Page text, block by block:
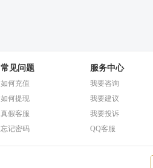
常见问题
如何充值
如何提现
真假客服
忘记密码
服务中心
我要咨询
我要建议
我要投诉
QQ客服